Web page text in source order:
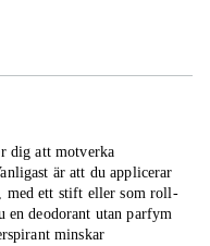
dig att motverka
är att du applicerar
med ett stift eller som roll-
en deodorant utan parfym
minskar